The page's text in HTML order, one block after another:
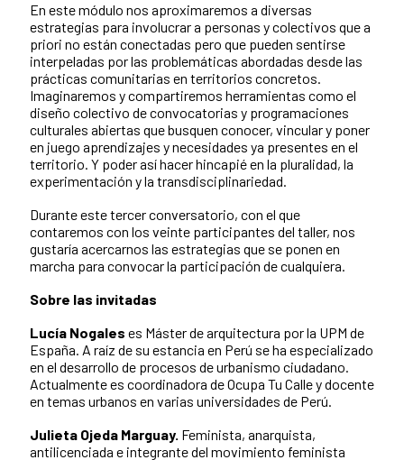
En este módulo nos aproximaremos a diversas
estrategias para involucrar a personas y colectivos que a
priori no están conectadas pero que pueden sentirse
interpeladas por las problemáticas abordadas desde las
prácticas comunitarias en territorios concretos.
Imaginaremos y compartiremos herramientas como el
diseño colectivo de convocatorias y programaciones
culturales abiertas que busquen conocer, vincular y poner
en juego aprendizajes y necesidades ya presentes en el
territorio. Y poder así hacer hincapié en la pluralidad, la
experimentación y la transdisciplinariedad.
Durante este tercer conversatorio, con el que
contaremos con los veinte participantes del taller, nos
gustaría acercarnos las estrategias que se ponen en
marcha para convocar la participación de cualquiera.
Sobre las invitadas
Lucía Nogales es Máster de arquitectura por la UPM de
España. A raíz de su estancia en Perú se ha especializado
en el desarrollo de procesos de urbanismo ciudadano.
Actualmente es coordinadora de Ocupa Tu Calle y docente
en temas urbanos en varias universidades de Perú.
Julieta Ojeda Marguay. Feminista, anarquista,
antilicenciada e integrante del movimiento feminista